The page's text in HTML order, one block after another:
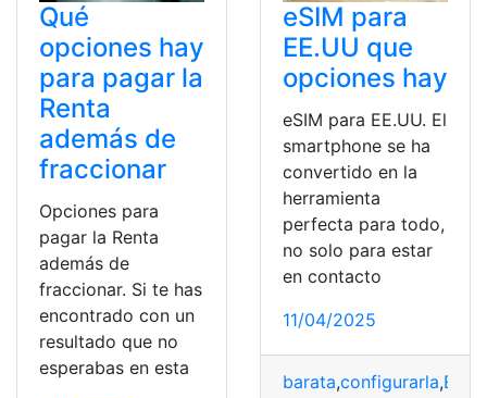
Qué
opciones hay
para pagar la
Renta
además de
fraccionar
Opciones para
pagar la Renta
además de
fraccionar. Si te has
encontrado con un
resultado que no
esperabas en esta
eSIM para
EE.UU que
opciones hay
eSIM para EE.UU. El
smartphone se ha
convertido en la
herramienta
perfecta para todo,
no solo para estar
en contacto
11/04/2025
barata,configurarla,